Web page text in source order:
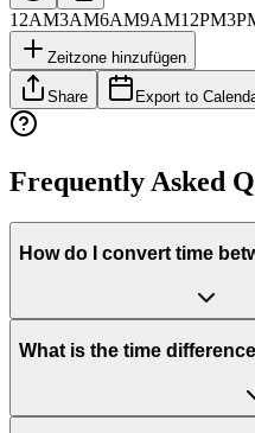
12AM3AM6AM9AM12PM
Zeitzone hinzufügen
Share Export to
Frequently Asked
How do I convert time
What is the time